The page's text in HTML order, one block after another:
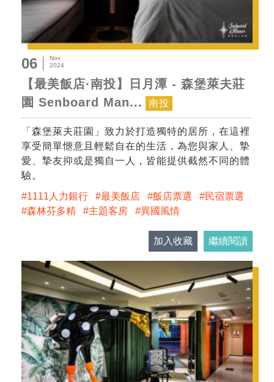
06
Nov
2024
【最美飯店·南投】日月潭 - 森堡萊夫莊
園 Senboard Man...
南投
「森堡萊夫莊園」致力於打造獨特的居所，在這裡
享受簡單愜意且輕鬆自在的生活，為您與家人、摯
愛、摯友抑或是獨自一人，皆能提供截然不同的體
驗。
1111人力銀行
最美飯店 飯店票選
民宿票選
森林芬多精
主題客房 異國風情
加入收藏 繼續閱讀